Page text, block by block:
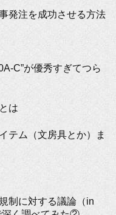
発注を成功させる方法
C”が優秀すぎてつら
は
テム（文房具とか）ま
制に対する議論（in